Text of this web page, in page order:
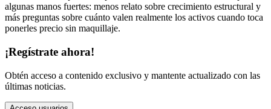
algunas manos fuertes: menos relato sobre crecimiento estructural y
más preguntas sobre cuánto valen realmente los activos cuando toca
ponerles precio sin maquillaje.
¡Regístrate ahora!
Obtén acceso a contenido exclusivo y mantente actualizado con las
últimas noticias.